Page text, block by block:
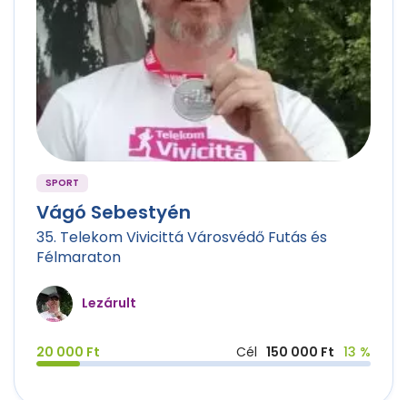
SPORT
Vágó Sebestyén
35. Telekom Vivicittá Városvédő Futás és
Félmaraton
Lezárult
20 000 Ft Cél 150 000 Ft 13 %